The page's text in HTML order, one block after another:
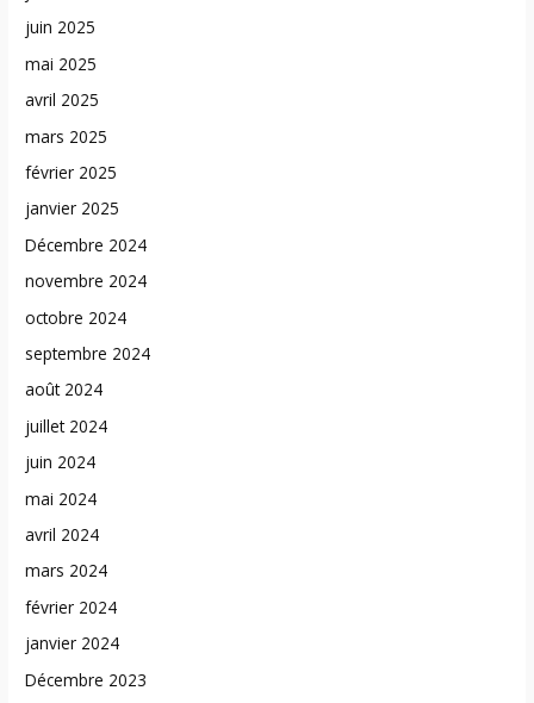
juin 2025
mai 2025
avril 2025
mars 2025
février 2025
janvier 2025
Décembre 2024
novembre 2024
octobre 2024
septembre 2024
août 2024
juillet 2024
juin 2024
mai 2024
avril 2024
mars 2024
février 2024
janvier 2024
Décembre 2023